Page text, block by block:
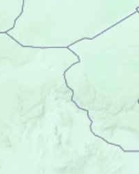
d'un patrimoine
montre à quel point
mot dans ce
de cette qualité
un investissement
VINCI
afin de
en Corrèze à